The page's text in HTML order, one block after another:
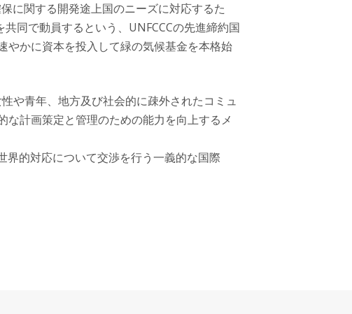
に関する開発途上国のニーズに対応するた
同で動員するという、UNFCCCの先進締約国
やかに資本を投入して緑の気候基金を本格始
や青年、地方及び社会的に疎外されたコミュ
計画策定と管理のための能力を向上するメ
的対応について交渉を行う一義的な国際